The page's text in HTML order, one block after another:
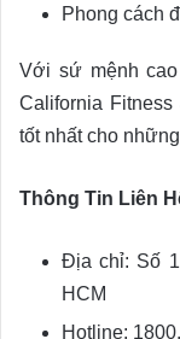
Phong cách
Với sứ mệnh cao
California
tốt nhất cho
Thông Tin Liên
Địa chỉ: Số
HCM
Hotline: